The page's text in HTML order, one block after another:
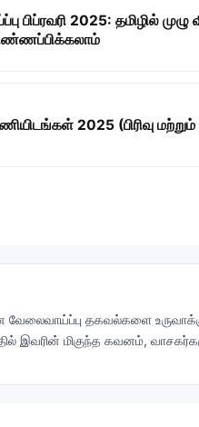
பிப்ரவரி 2025: தமிழில்
2025 (பிரிவு
வேலைவாய்ப்பு தகவல்களை
இவரின் மிகுந்த கவனம்,